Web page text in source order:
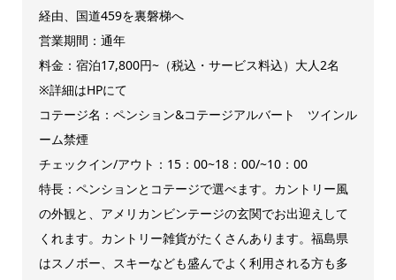
経由、国道459を裏磐梯へ
営業期間：通年
料金：宿泊17,800円~（税込・サービス料込）大人2名
※詳細はHPにて
コテージ名：ペンション&コテージアルバート ツインル
ーム禁煙
チェックイン/アウト：15：00~18：00/~10：00
特長：ペンションとコテージで選べます。カントリー風
の外観と、アメリカンビンテージの玄関でお出迎えして
くれます。カントリー雑貨がたくさんあります。福島県
はスノボー、スキーなども盛んでよく利用される方も多